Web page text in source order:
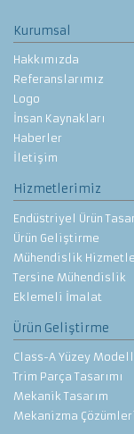
Kurumsal
Hakkımızda
Referanslarımız
Logo
İnsan Kaynakları
Haberler
İletişim
Hizmetlerimiz
Endüstriyel Ürün
Ürün Geliştirme
Mühendislik
Tersine Mühendislik
Eklemeli İmalat
Ürün Geliştirme
Class-A Yüzey
Trim Parça Tasarımı
Mekanik Tasarım
Mekanizma Çözümleri